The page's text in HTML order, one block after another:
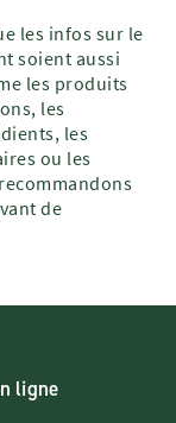
les infos sur le
soient aussi
les produits
les
les
ou les
de
ligne